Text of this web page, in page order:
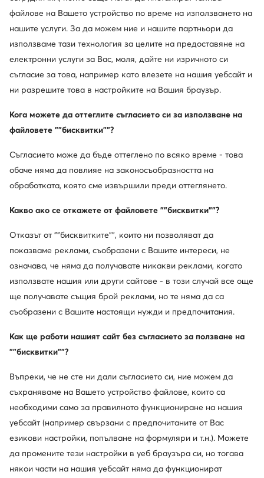
Боти · Бежов
184,07
Боти · Бежов
183,55
Rieker
97,14€
Guess
Боти · Бежов · 9 cm
234,68 €
файлове на Вашето устройство по време на използването на
нашите услуги. За да можем ние и нашите партньори да
използваме тази технология за целите на предоставяне на
електронни услуги за Вас, моля, дайте ни изричното си
съгласие за това, например като влезете на нашия уебсайт и
ни разрешите това в настройките на Вашия браузър.
Кога можете да оттеглите съгласието си за използване на
файловете ""бисквитки""?
Съгласието може да бъде оттеглено по всяко време - това
обаче няма да повлияе на законосъобразността на
обработката, която сме извършили преди оттеглянето.
Какво ако се откажете от файловете ""бисквитки""?
Отказът от ""бисквитките"", които ни позволяват да
показваме реклами, съобразени с Вашите интереси, не
означава, че няма да получавате никакви реклами, когато
използвате нашия или други сайтове - в този случай все още
ще получавате същия брой реклами, но те няма да са
съобразени с Вашите настоящи нужди и предпочитания.
Как ще работи нашият сайт без съгласието за ползване на
""бисквитки""?
Въпреки, че не сте ни дали съгласието си, ние можем да
съхраняваме на Вашето устройство файлове, които са
необходими само за правилното функциониране на нашия
уебсайт (например свързани с предпочитаните от Вас
езикови настройки, попълване на формуляри и т.н.). Можете
да промените тези настройки в уеб браузъра си, но тогава
някои части на нашия уебсайт няма да функционират